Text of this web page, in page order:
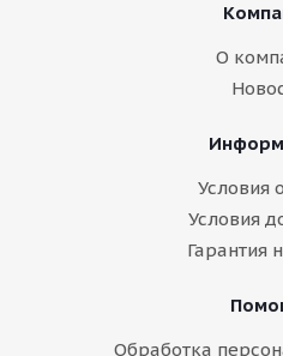
О
Условия
Условия
Гарантия
Обработка